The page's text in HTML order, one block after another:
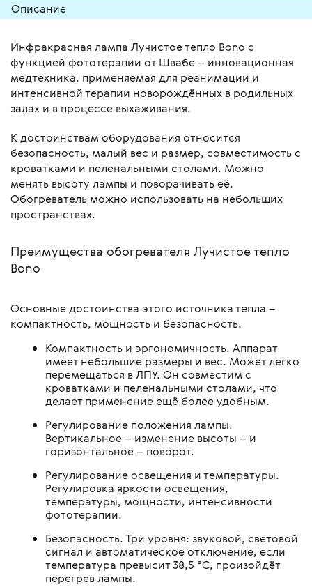
Описание
Инфракрасная лампа Лучистое тепло Bono с
функцией фототерапии от Швабе – инновационная
медтехника, применяемая для реанимации и
интенсивной терапии новорождённых в родильных
залах и в процессе выхаживания.
К достоинствам оборудования относится
безопасность, малый вес и размер, совместимость с
кроватками и пеленальными столами. Можно
менять высоту лампы и поворачивать её.
Обогреватель можно использовать на небольших
пространствах.
Преимущества обогревателя Лучистое тепло
Bono
Основные достоинства этого источника тепла –
компактность, мощность и безопасность.
Компактность и эргономичность. Аппарат
имеет небольшие размеры и вес. Может легко
перемещаться в ЛПУ. Он совместим с
кроватками и пеленальными столами, что
делает применение ещё более удобным.
Регулирование положения лампы.
Вертикальное – изменение высоты – и
горизонтальное – поворот.
Регулирование освещения и температуры.
Регулировка яркости освещения,
температуры, мощности, интенсивности
фототерапии.
Безопасность. Три уровня: звуковой, световой
сигнал и автоматическое отключение, если
температура превысит 38,5 °C, произойдёт
перегрев лампы.